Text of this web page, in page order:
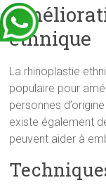
ethnique
La rhinoplastie
populaire pour
personnes
existe également
peuvent aider à